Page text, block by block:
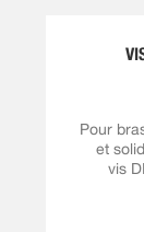
Pour
et
vis